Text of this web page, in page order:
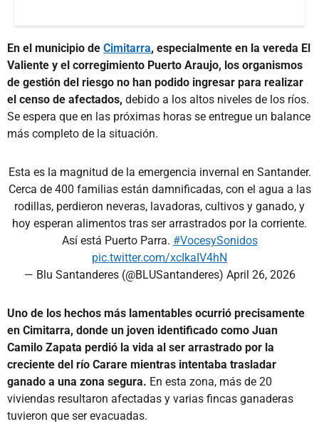
En el municipio de Cimitarra, especialmente en la vereda El
Valiente y el corregimiento Puerto Araujo, los organismos
de gestión del riesgo no han podido ingresar para realizar
el censo de afectados, debido a los altos niveles de los ríos.
Se espera que en las próximas horas se entregue un balance
más completo de la situación.
Esta es la magnitud de la emergencia invernal en Santander.
Cerca de 400 familias están damnificadas, con el agua a las
rodillas, perdieron neveras, lavadoras, cultivos y ganado, y
hoy esperan alimentos tras ser arrastrados por la corriente.
Así está Puerto Parra. #VocesySonidos
pic.twitter.com/xcIkaIV4hN
— Blu Santanderes (@BLUSantanderes) April 26, 2026
Uno de los hechos más lamentables ocurrió precisamente
en Cimitarra, donde un joven identificado como Juan
Camilo Zapata perdió la vida al ser arrastrado por la
creciente del río Carare mientras intentaba trasladar
ganado a una zona segura. En esta zona, más de 20
viviendas resultaron afectadas y varias fincas ganaderas
tuvieron que ser evacuadas.